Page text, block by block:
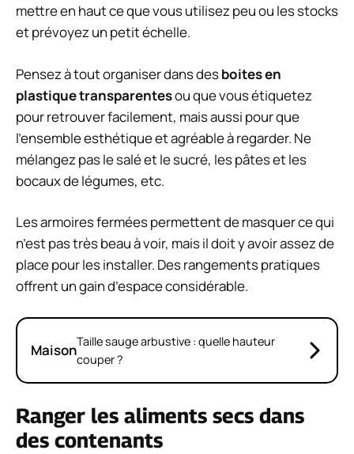
mettre en haut ce que vous utilisez peu ou les stocks
et prévoyez un petit échelle.
Pensez à tout organiser dans desboites en
plastique transparentesou que vous étiquetez
pour retrouver facilement, mais aussi pour que
l’ensemble esthétique et agréable à regarder. Ne
mélangez pas le salé et le sucré, les pâtes et les
bocaux de légumes, etc.
Les armoires fermées permettent de masquer ce qui
n’est pas très beau à voir, mais il doit y avoir assez de
place pour les installer. Des rangements pratiques
offrent un gain d’espace considérable.
MaisonTaille sauge arbustive : quelle hauteur
couper ?
Ranger les aliments secs dans
des contenants